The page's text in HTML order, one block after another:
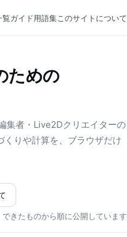
覧ガイド用語集このサイトについて
ための
集者・Live2Dクリエイターの
りや計算を、ブラウザだけ
できたものから順に公開しています